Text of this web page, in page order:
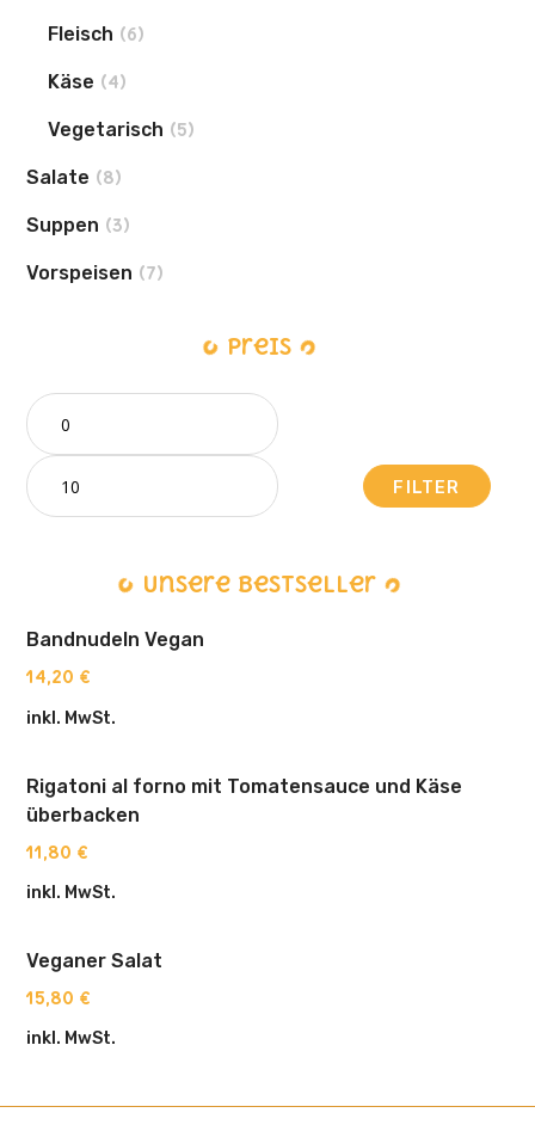
Fleisch (6)
Käse (4)
Vegetarisch (5)
Salate (8)
Suppen (3)
Vorspeisen (7)
Preis
FILTER
Unsere Bestseller
Bandnudeln Vegan
14,20 €
inkl. MwSt.
Rigatoni al forno mit Tomatensauce und Käse
überbacken
11,80 €
inkl. MwSt.
Veganer Salat
15,80 €
inkl. MwSt.